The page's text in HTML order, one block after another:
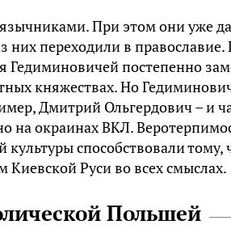
При этом они уже
них переходили в
Гедиминовичей постепенно
княжествах. Но
Дмитрий Ольгердович – и
на окраинах ВКЛ.
культуры способствовали тому,
Киевской Руси во всех смыслах.
Польшей